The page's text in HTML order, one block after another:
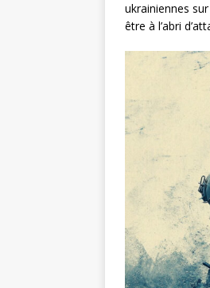
ukrainiennes
être à l’abri